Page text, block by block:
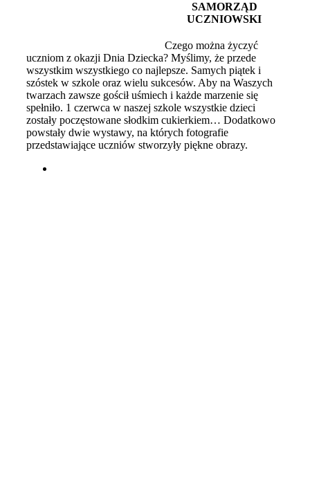
SAMORZĄD
UCZNIOWSKI
Czego można życzyć
uczniom z okazji Dnia Dziecka? Myślimy, że przede
wszystkim wszystkiego co najlepsze. Samych piątek i
szóstek w szkole oraz wielu sukcesów. Aby na Waszych
twarzach zawsze gościł uśmiech i każde marzenie się
spełniło. 1 czerwca w naszej szkole wszystkie dzieci
zostały poczęstowane słodkim cukierkiem… Dodatkowo
powstały dwie wystawy, na których fotografie
przedstawiające uczniów stworzyły piękne obrazy.